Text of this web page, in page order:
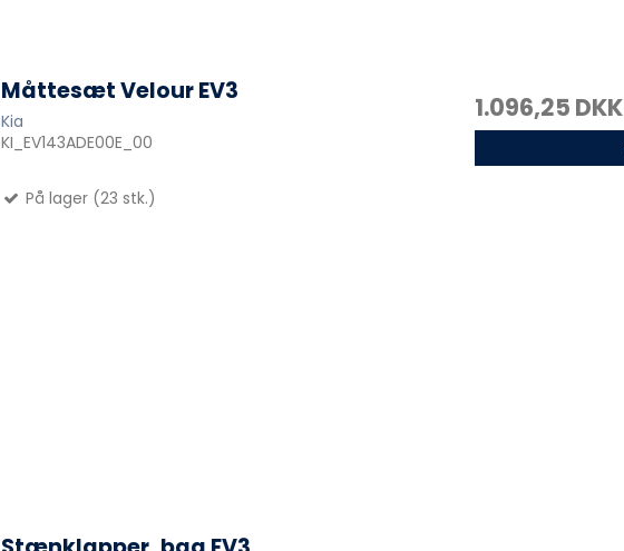
Måttesæt Velour EV3
Kia
KI_EV143ADE00E_00
På lager (23 stk.)
1.096,25 DKK